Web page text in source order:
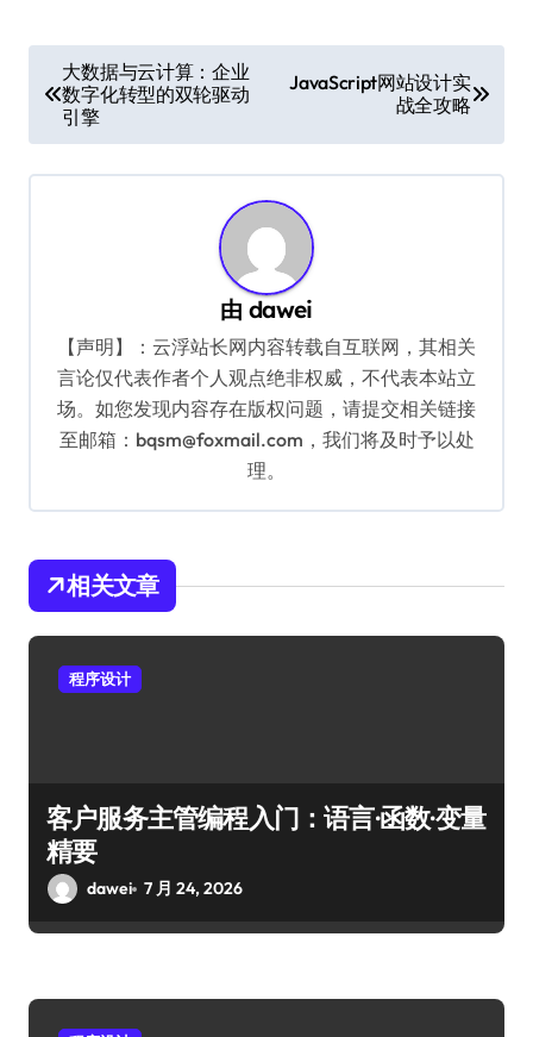
章
导
航
大数据与云计算：企业
数字化转型的双轮驱动
引擎
JavaScript网站设计实
战全攻略
由dawei
【声明】：云浮站长网内容转载自互联网，其相关
言论仅代表作者个人观点绝非权威，不代表本站立
场。如您发现内容存在版权问题，请提交相关链接
至邮箱：bqsm@foxmail.com，我们将及时予以处
理。
相关文章
程序设计
客户服务主管编程入门：语言·函数·变量
精要
dawei 7 月 24, 2026